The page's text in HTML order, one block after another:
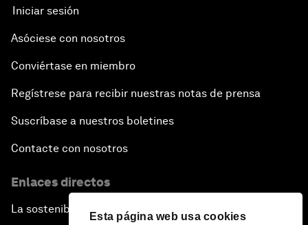
Esta página web usa cookies
Iniciar sesión
Asóciese con nosotros
Conviértase en miembro
Regístrese para recibir nuestras notas de prensa
Suscríbase a nuestros boletines
Contacte con nosotros
Enlaces directos
La sostenibilidad en el Foro